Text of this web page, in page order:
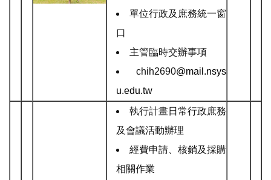
單位行政及庶務統一窗
口
主管臨時交辦事項
chih2690@mail.nsys
u.edu.tw
執行計畫日常行政庶務
及會議活動辦理
經費申請、核銷及採購
相關作業